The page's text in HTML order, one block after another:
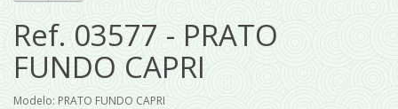
Ref. 03577 - PRATO
FUNDO CAPRI
Modelo: PRATO FUNDO CAPRI